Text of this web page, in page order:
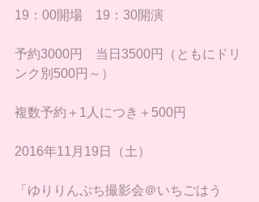
19：00開場　19：30開演
​予約3000円　当日3500円（ともにドリ
ンク別500円～）
複数予約＋1人につき＋500円
2016年11月19日（土）
「ゆりりんぷち撮影会＠いちごはう